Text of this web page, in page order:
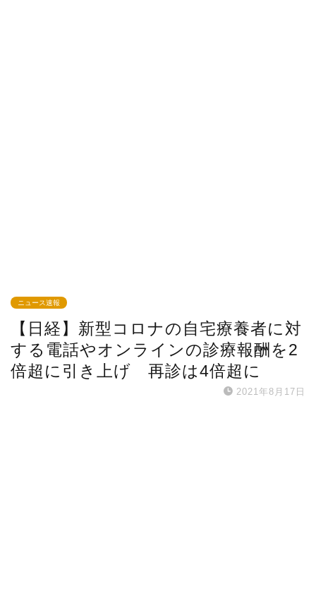
ニュース速報
【日経】新型コロナの自宅療養者に対
する電話やオンラインの診療報酬を2
倍超に引き上げ 再診は4倍超に
2021年8月17日